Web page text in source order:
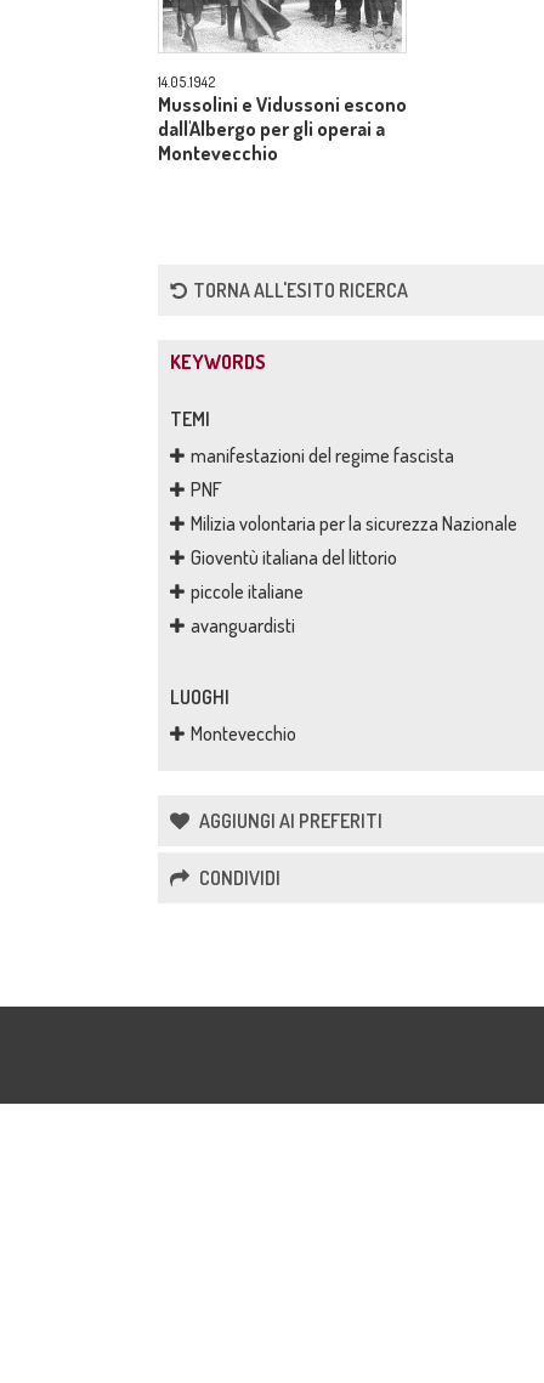
14.05.1942
Mussolini e Vidussoni escono
dall'Albergo per gli operai a
Montevecchio
TORNA ALL'ESITO RICERCA
KEYWORDS
TEMI
manifestazioni del regime fascista
PNF
Milizia volontaria per la sicurezza Nazionale
Gioventù italiana del littorio
piccole italiane
avanguardisti
LUOGHI
Montevecchio
AGGIUNGI AI PREFERITI
CONDIVIDI